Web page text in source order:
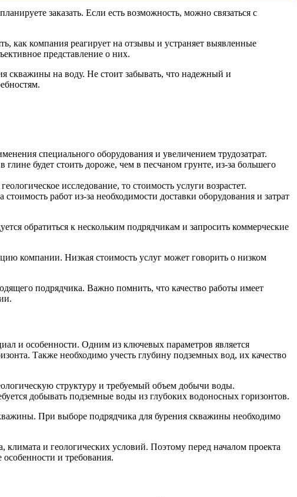
заказать. Если есть возможность, можно связаться с
как компания реагирует на отзывы и устраняет выявленные
представление о них.
скважины на воду. Не стоит забывать, что надежный и
специального оборудования и увеличением трудозатрат.
будет стоить дороже, чем в песчаном грунте, из-за большего
исследование, то стоимость услуги возрастет.
работ из-за необходимости доставки оборудования и затрат
обратиться к нескольким подрядчикам и запросить коммерческие
компании. Низкая стоимость услуг может говорить о низком
подрядчика. Важно помнить, что качество работы имеет
и особенности. Одним из ключевых параметров является
Также необходимо учесть глубину подземных вод, их качество
структуру и требуемый объем добычи воды.
добывать подземные воды из глубоких водоносных горизонтов.
При выборе подрядчика для бурения скважины необходимо
и геологических условий. Поэтому перед началом проекта
особенности и требования.